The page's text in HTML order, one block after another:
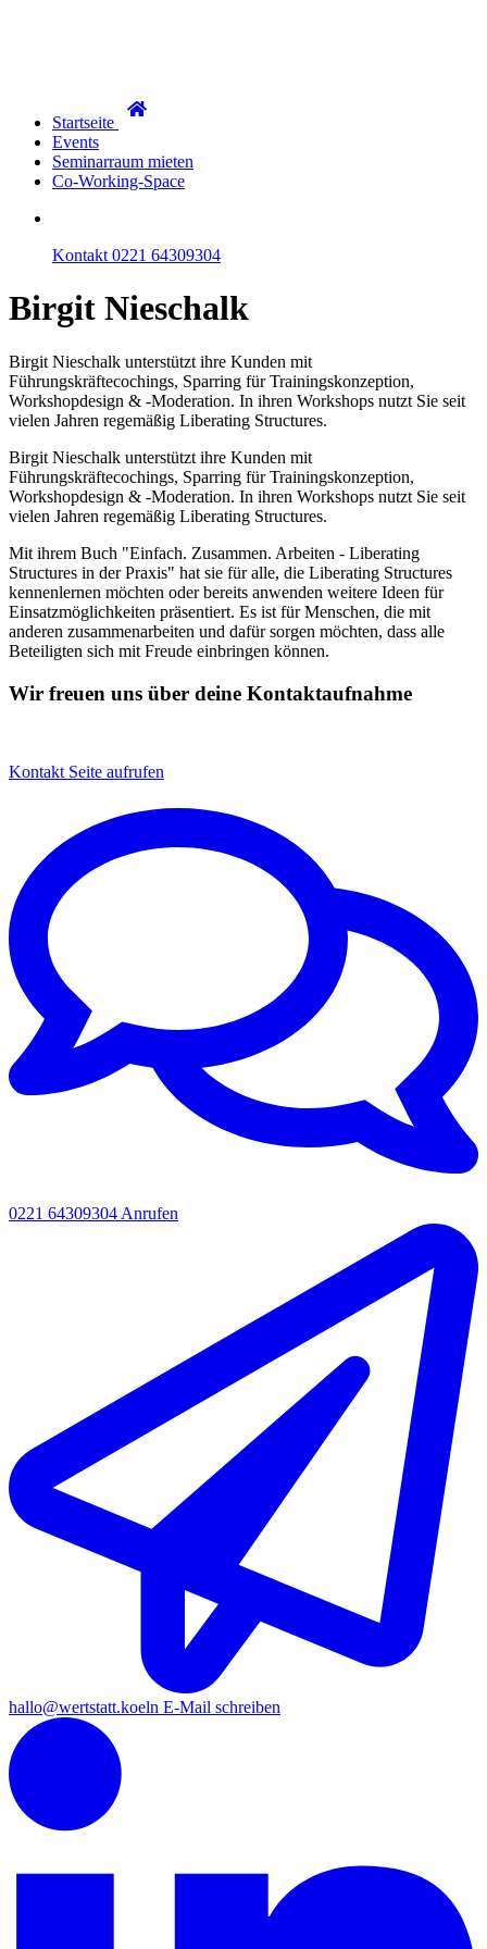
Startseite
Events
Seminarraum mieten
Co-Working-Space
Kontakt 0221 64309304
Birgit Nieschalk
Birgit Nieschalk unterstützt ihre Kunden mit
Führungskräftecochings, Sparring für Trainingskonzeption,
Workshopdesign & -Moderation. In ihren Workshops nutzt Sie seit
vielen Jahren regemäßig Liberating Structures.
Birgit Nieschalk unterstützt ihre Kunden mit
Führungskräftecochings, Sparring für Trainingskonzeption,
Workshopdesign & -Moderation. In ihren Workshops nutzt Sie seit
vielen Jahren regemäßig Liberating Structures.
Mit ihrem Buch "Einfach. Zusammen. Arbeiten - Liberating
Structures in der Praxis" hat sie für alle, die Liberating Structures
kennenlernen möchten oder bereits anwenden weitere Ideen für
Einsatzmöglichkeiten präsentiert. Es ist für Menschen, die mit
anderen zusammenarbeiten und dafür sorgen möchten, dass alle
Beteiligten sich mit Freude einbringen können.
Wir freuen uns über deine Kontaktaufnahme
Kontakt Seite aufrufen
0221 64309304 Anrufen
hallo@wertstatt.koeln E-Mail schreiben